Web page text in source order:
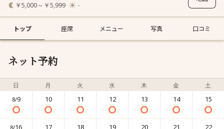
￥5,000～￥5,999 -
トップ 座席 メニュー 写真 口コミ
ネット予約
日 月 火 水 木 金 土
8/9 10 11 12 13 14 15
8/16 17 18 19 20 21 22